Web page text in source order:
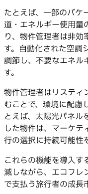
たとえば、一部のバケ
道・エネルギー使用量
り、物件管理者は非効
す。自動化された空調
調節し、不要なエネル
す。
物件管理者はリスティ
むことで、環境に配慮
とえば、太陽光パネル
した物件は、マーケ
行の選択に持続可能性
これらの機能を導入す
減しながら、エコフレ
で支払う旅行者の成長